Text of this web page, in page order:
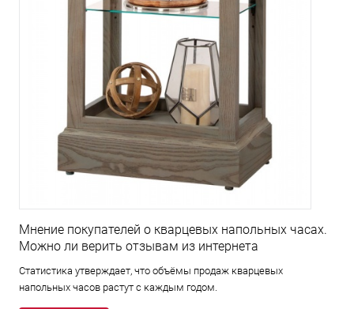
Мнение покупателей о кварцевых напольных часах.
Можно ли верить отзывам из интернета
Статистика утверждает, что объёмы продаж кварцевых
напольных часов растут с каждым годом.